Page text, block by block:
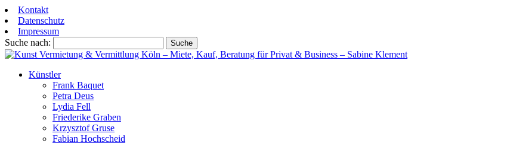
Kontakt
Datenschutz
Impressum
Suche nach:
Künstler
Frank Baquet
Petra Deus
Lydia Fell
Friederike Graben
Krzysztof Gruse
Fabian Hochscheid